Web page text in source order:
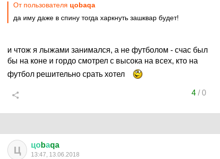
От пользователя цоbaqa
да иму даже в спину тогда харкнуть зашквар будет!
и чтож я лыжами занимался, а не футболом - счас был
бы на коне и гордо смотрел с высока на всех, кто на
футбол решительно срать хотел
4/0
Ц цоbаqa
13:47, 13.06.2018